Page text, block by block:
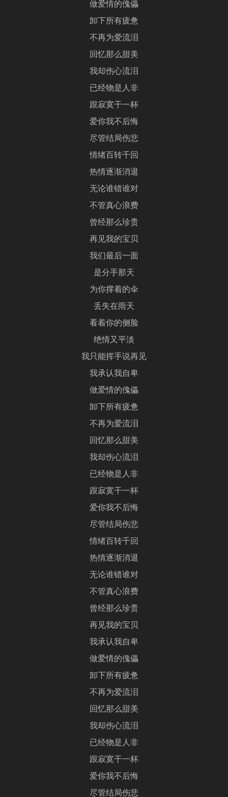
做爱情的傀儡
卸下所有疲惫
不再为爱流泪
回忆那么甜美
我却伤心流泪
已经物是人非
跟寂寞干一杯
爱你我不后悔
尽管结局伤悲
情绪百转千回
热情逐渐消退
无论谁错谁对
不管真心浪费
曾经那么珍贵
再见我的宝贝
我们最后一面
是分手那天
为你撑着的伞
丢失在雨天
看着你的侧脸
绝情又平淡
我只能挥手说再见
我承认我自卑
做爱情的傀儡
卸下所有疲惫
不再为爱流泪
回忆那么甜美
我却伤心流泪
已经物是人非
跟寂寞干一杯
爱你我不后悔
尽管结局伤悲
情绪百转千回
热情逐渐消退
无论谁错谁对
不管真心浪费
曾经那么珍贵
再见我的宝贝
我承认我自卑
做爱情的傀儡
卸下所有疲惫
不再为爱流泪
回忆那么甜美
我却伤心流泪
已经物是人非
跟寂寞干一杯
爱你我不后悔
尽管结局伤悲